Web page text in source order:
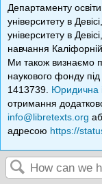
Департаменту
університету в
університету в
навчання
Ми також визнаємо
наукового фонду
1413739. Юридична
отримання
info@libretexts.org
адресою https://